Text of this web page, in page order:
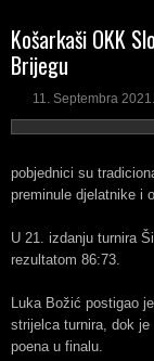
Košarkaši OKK
Brijegu
11. Septembra 2021.
pobjednici su
preminule djelatnike i
U 21. izdanju turnira
rezultatom 86:73.
Luka Božić postigao
strijelca turnira, dok
poena u finalu.